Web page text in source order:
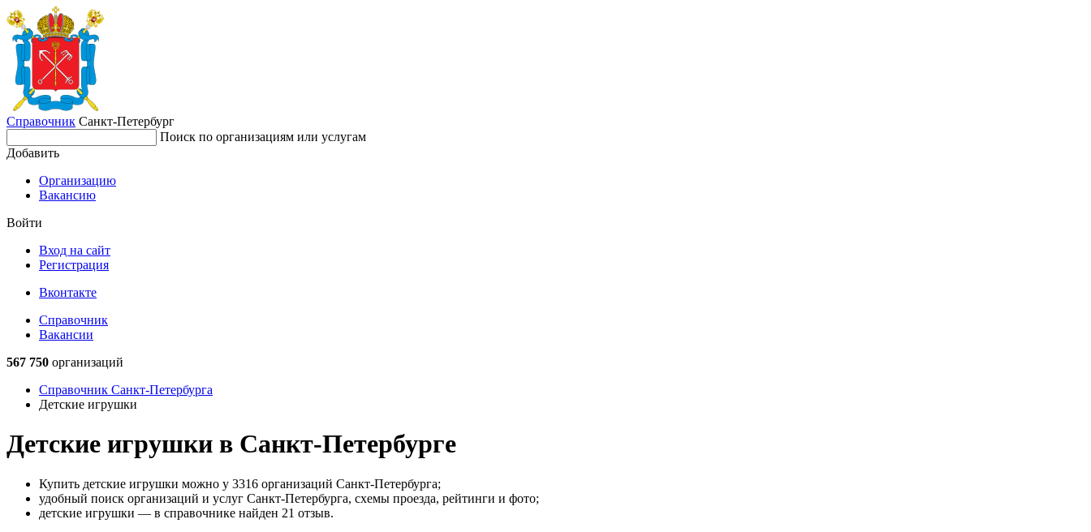
Справочник Санкт-Петербург
Поиск по организациям или услугам
Добавить
Организацию
Вакансию
Войти
Вход на сайт
Регистрация
Вконтакте
Справочник
Вакансии
567 750 организаций
Справочник Санкт-Петербурга
Детские игрушки
Детские игрушки в Санкт-Петербурге
Купить детские игрушки можно у 3316 организаций Санкт-Петербурга;
удобный поиск организаций и услуг Санкт-Петербурга, схемы проезда, рейтинги и фото;
детские игрушки — в справочнике найден 21 отзыв.